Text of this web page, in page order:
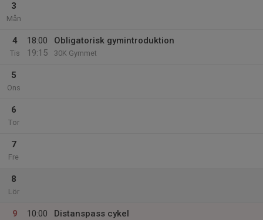
3
Mån
4
Tis
18:00
19:15
Obligatorisk gymintroduktion
30K Gymmet
5
Ons
6
Tor
7
Fre
8
Lör
9
10:00
Distanspass cykel